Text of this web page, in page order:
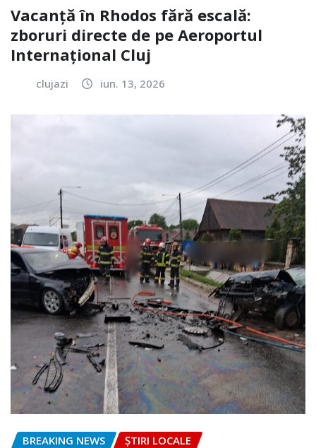
Vacanță în Rhodos fără escală:
zboruri directe de pe Aeroportul
Internațional Cluj
clujazi iun. 13, 2026
BREAKING NEWS ȘTIRI LOCALE